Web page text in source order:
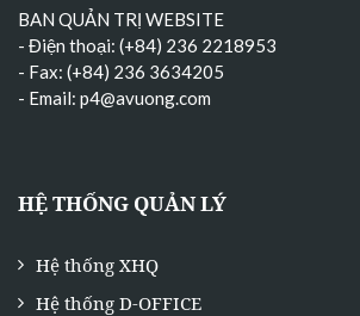
BAN QUẢN TRỊ WEBSITE
- Điện thoại: (+84) 236 2218953
- Fax: (+84) 236 3634205
- Email: p4@avuong.com
HỆ THỐNG QUẢN LÝ
Hệ thống XHQ
Hệ thống D-OFFICE